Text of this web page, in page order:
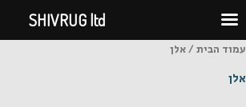
לתוכן
עמוד הבית/ אלן
אלן
SHIVRUG ltd